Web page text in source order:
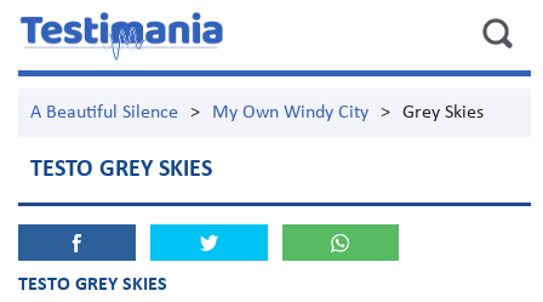
A Beautiful Silence > My Own Windy City > Grey Skies
TESTO GREY SKIES
TESTO GREY SKIES